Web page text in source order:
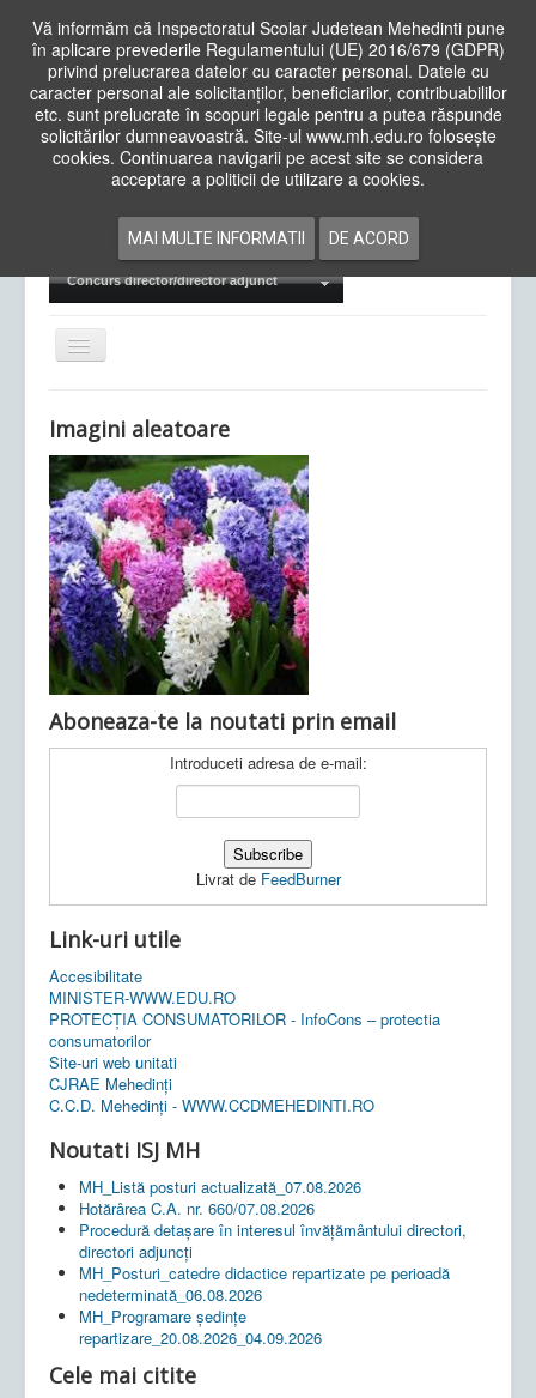
Vă informăm că Inspectoratul Scolar Judetean Mehedinti pune
în aplicare prevederile Regulamentului (UE) 2016/679 (GDPR)
privind prelucrarea datelor cu caracter personal. Datele cu
caracter personal ale solicitanților, beneficiarilor, contribuabililor
etc. sunt prelucrate în scopuri legale pentru a putea răspunde
solicitărilor dumneavoastră. Site-ul www.mh.edu.ro folosește
cookies. Continuarea navigarii pe acest site se considera
acceptare a politicii de utilizare a cookies.
MAI MULTE INFORMATII DE ACORD
Cauta
in
siteAcasa Cadre Didactice
Examene Naționale
Concurs director/director adjunct
Comută
navigarea
Ultimele articole: Vi, 04.11.2022 -
Județean Mehedinți
Imagini aleatoare
Aboneaza-te la noutati prin email
Introduceti adresa de e-mail:
Livrat de FeedBurner
Link-uri utile
Accesibilitate
MINISTER-WWW.EDU.RO
PROTECȚIA CONSUMATORILOR - InfoCons – protectia
consumatorilor
Site-uri web unitati
CJRAE Mehedinți
C.C.D. Mehedinţi - WWW.CCDMEHEDINTI.RO
Noutati ISJ MH
MH_Listă posturi actualizată_07.08.2026
Hotărârea C.A. nr. 660/07.08.2026
Procedură detașare în interesul învățământului directori,
directori adjuncți
MH_Posturi_catedre didactice repartizate pe perioadă
nedeterminată_06.08.2026
MH_Programare ședințe
repartizare_20.08.2026_04.09.2026
Cele mai citite